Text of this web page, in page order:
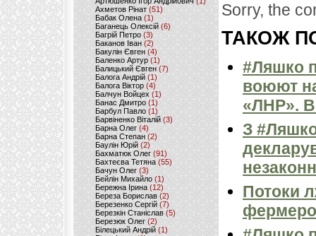
Ахметов Рінат(51)
Бабак Олена(1)
Баганець Олексій(6)
Багрій Петро (3)
Баканов Іван(2)
Бакулін Євген (4)
Баленко Артур(1)
Балицький Євген(7)
Балога Андрій (1)
Балога Віктор (4)
Балчун Войцех (1)
Банас Дмитро (1)
Барбул Павло(1)
Барвіненко Віталій(3)
Барна Олег (4)
Барна Степан (2)
Баулін Юрій (2)
Бахматюк Олег (91)
Бахтеєва Тетяна(55)
Бачун Олег (3)
Бейлін Михайло (1)
Бережна Ірина(12)
Береза Борислав(2)
Березенко Сергій (7)
Березкін Станіслав (5)
Березюк Олег(2)
Білецький Андрій (1)
Sorry, the
ТАКОЖ
#Ляшко
воюют
«ЛНР».
З
Потоки